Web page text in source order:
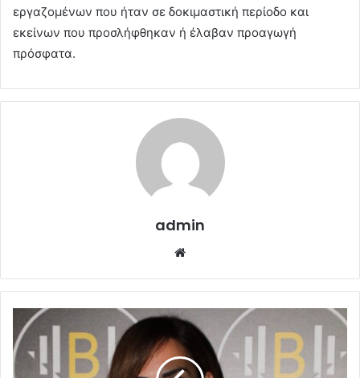
εργαζομένων που ήταν σε δοκιμαστική περίοδο και
εκείνων που προσλήφθηκαν ή έλαβαν προαγωγή
πρόσφατα.
admin